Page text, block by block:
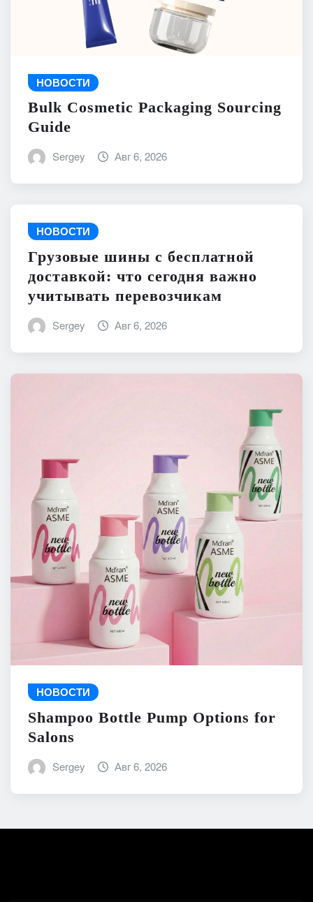
НОВОСТИ
Bulk Cosmetic Packaging Sourcing
Guide
Sergey Авг 6, 2026
НОВОСТИ
Грузовые шины с бесплатной
доставкой: что сегодня важно
учитывать перевозчикам
Sergey Авг 6, 2026
НОВОСТИ
Shampoo Bottle Pump Options for
Salons
Sergey Авг 6, 2026